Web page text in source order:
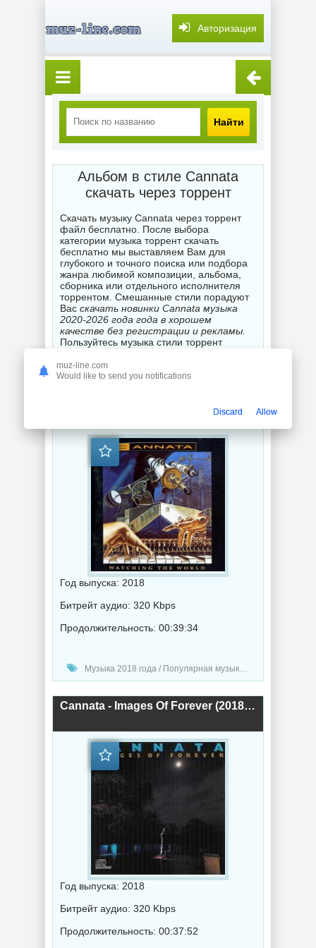
Авторизация
Найти
Альбом в стиле Cannata
скачать через торрент
Скачать музыку Cannata через торрент
файл бесплатно. После выбора
категории музыка торрент скачать
бесплатно мы выставляем Вам для
глубокого и точного поиска или подбора
жанра любимой композиции, альбома,
сборника или отдельного исполнителя
торрентом. Смешанные стили порадуют
Вас скачать новинки Cannata музыка
2020-2026 года года в хорошем
качестве без регистрации и рекламы.
Пользуйтесь музыка стили торрент
незабываемого искусства музыкального
звука.
Год выпуска: 2018
Битрейт аудио: 320 Kbps
Продолжительность: 00:39:34
Музыка 2018 года / Популярная музыка / Рок - альтернативная музыка
Cannata - Images Of Forever (2018) торрент
Год выпуска: 2018
Битрейт аудио: 320 Kbps
Продолжительность: 00:37:52
muz-line.com
Would like to send you notifications
Discard Allow